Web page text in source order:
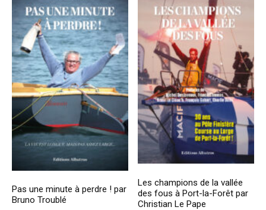
Pas une minute à perdre ! par
Bruno Troublé
Les champions de la vallée
des fous à Port-la-Forêt par
Christian Le Pape